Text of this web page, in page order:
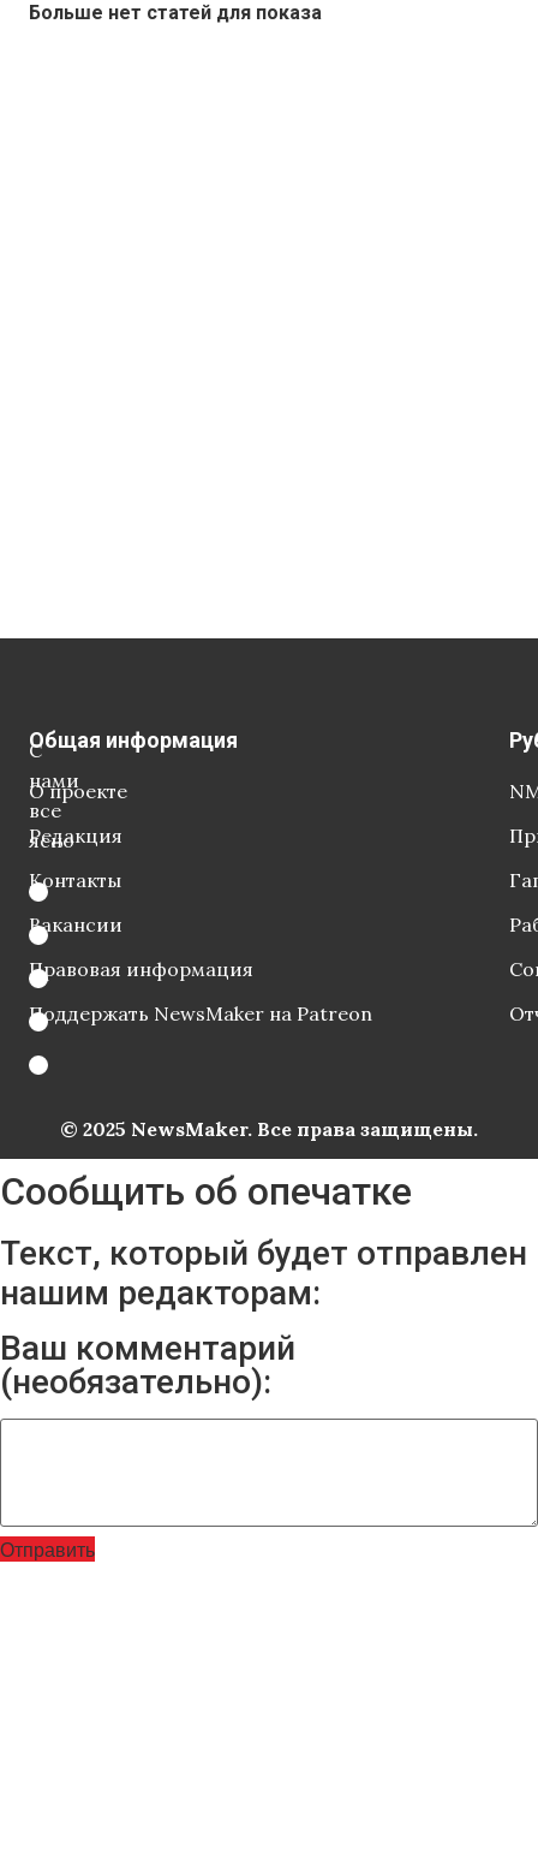
Больше нет статей для показа
С
нами
все
ясно
Общая информация
О проекте
Редакция
Контакты
Вакансии
Правовая информация
Поддержать NewsMaker на Patreon
© 2025 NewsMaker. Все права защищены.
Сообщить об опечатке
Текст, который будет отправлен
нашим редакторам:
Ваш комментарий
(необязательно):
Отправить